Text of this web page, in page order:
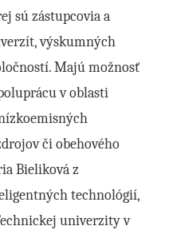
sú zástupcovia a
výskumných
Majú možnosť
v oblasti
či obehového
Bieliková z
technológií,
univerzity v